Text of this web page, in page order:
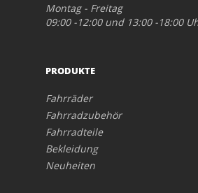
Montag - Freitag
09:00 -12:00 und 13:00 -18:00
PRODUKTE
Fahrräder
Fahrradzubehör
Fahrradteile
Bekleidung
Neuheiten